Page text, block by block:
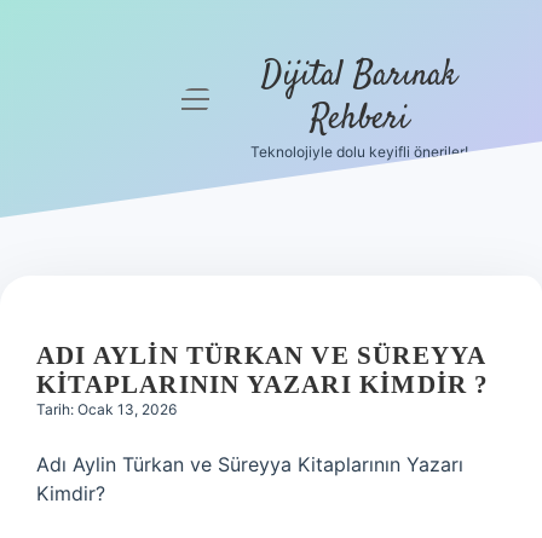
Hakkımızda
menüyü
Dijital Barınak
Rehberi
Teknolojiyle dolu keyifli öneriler!
ADI AYLIN TÜRKAN VE SÜREYYA
KITAPLARININ YAZARI KIMDIR ?
Tarih: Ocak 13, 2026
Adı Aylin Türkan ve Süreyya Kitaplarının Yazarı
Kimdir?